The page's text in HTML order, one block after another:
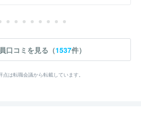
口コミを見る（1537件）
点は転職会議から転載しています。